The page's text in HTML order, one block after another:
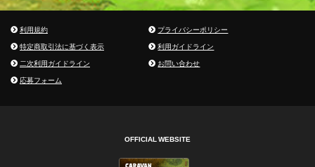
利用規約
プライバシーポリシー
特定商取引法に基づく表示
利用ガイドライン
二次利用ガイドライン
お問い合わせ
応募フォーム
OFFICIAL WEBSITE